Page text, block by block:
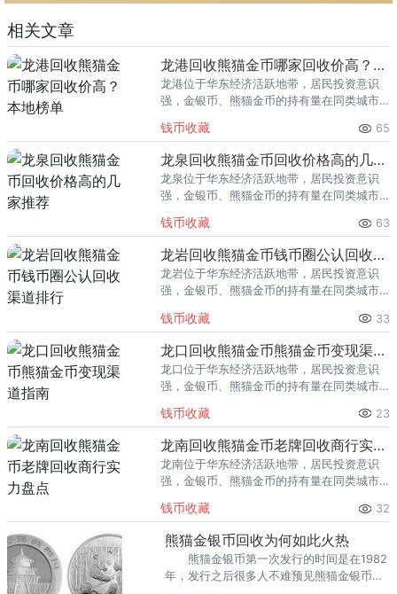
相关文章
龙港回收熊猫金币哪家回收价高？本地榜单
龙港位于华东经济活跃地带，居民投资意识
强，金银币、熊猫金币的持有量在同类城市
熊猫金币的需求就明显升温，但鱼龙混杂的
回收渠道里，能精准识别版别溢
钱币收藏 65
龙泉回收熊猫金币回收价格高的几家推荐
龙泉位于华东经济活跃地带，居民投资意识
强，金银币、熊猫金币的持有量在同类城市
熊猫金币的需求就明显升温，但鱼龙混杂的
回收渠道里，能精准识别版别溢
钱币收藏 63
龙岩回收熊猫金币钱币圈公认回收渠道排行
龙岩位于华东经济活跃地带，居民投资意识
强，金银币、熊猫金币的持有量在同类城市
熊猫金币的需求就明显升温，但鱼龙混杂的
回收渠道里，能精准识别版别溢
钱币收藏 33
龙口回收熊猫金币熊猫金币变现渠道指南
龙口位于华东经济活跃地带，居民投资意识
强，金银币、熊猫金币的持有量在同类城市
熊猫金币的需求就明显升温，但鱼龙混杂的
回收渠道里，能精准识别版别溢
钱币收藏 23
龙南回收熊猫金币老牌回收商行实力盘点
龙南位于华东经济活跃地带，居民投资意识
强，金银币、熊猫金币的持有量在同类城市
熊猫金币的需求就明显升温，但鱼龙混杂的
回收渠道里，能精准识别版别溢
钱币收藏 32
熊猫金银币回收为何如此火热
熊猫金银币第一次发行的时间是在1982
年，发行之后很多人不难预见熊猫金银币将